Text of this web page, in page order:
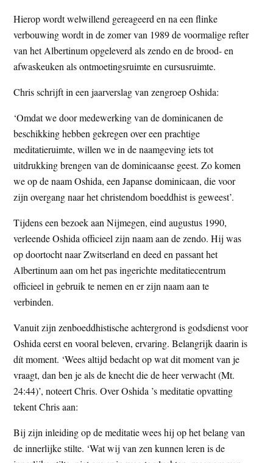
Hierop wordt welwillend gereageerd en na een flinke
verbouwing wordt in de zomer van 1989 de voormalige refter
van het Albertinum opgeleverd als zendo en de brood- en
afwaskeuken als ontmoetingsruimte en cursusruimte.
Chris schrijft in een jaarverslag van zengroep Oshida:
‘Omdat we door medewerking van de dominicanen de
beschikking hebben gekregen over een prachtige
meditatieruimte, willen we in de naamgeving iets tot
uitdrukking brengen van de dominicaanse geest. Zo komen
we op de naam Oshida, een Japanse dominicaan, die voor
zijn overgang naar het christendom boeddhist is geweest’.
Tijdens een bezoek aan Nijmegen, eind augustus 1990,
verleende Oshida officieel zijn naam aan de zendo. Hij was
op doortocht naar Zwitserland en deed en passant het
Albertinum aan om het pas ingerichte meditatiecentrum
officieel in gebruik te nemen en er zijn naam aan te
verbinden.
Vanuit zijn zenboeddhistische achtergrond is godsdienst voor
Oshida eerst en vooral beleven, ervaring. Belangrijk daarin is
dít moment. ‘Wees altijd bedacht op wat dit moment van je
vraagt, dan ben je als de knecht die de heer verwacht (Mt.
24:44)’, noteert Chris. Over Oshida ’s meditatie opvatting
tekent Chris aan:
Bij zijn inleiding op de meditatie wees hij op het belang van
de innerlijke stilte. ‘Wat wij van zen kunnen leren is de